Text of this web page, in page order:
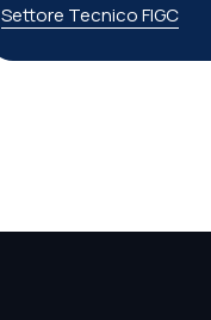
Settore Tecnico FIGC